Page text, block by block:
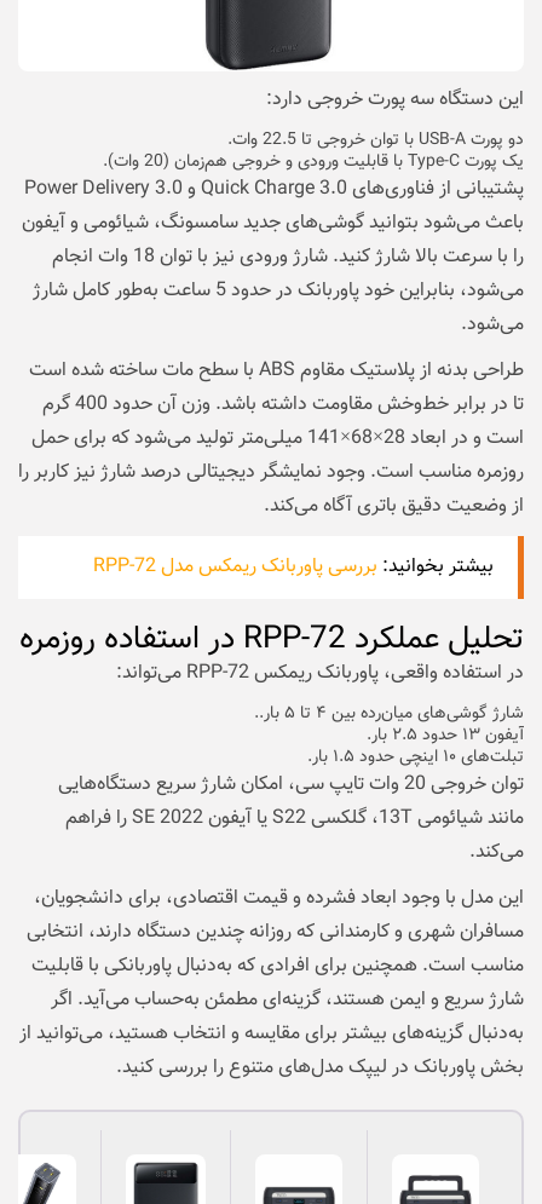
این دستگاه سه پورت خروجی دارد:
دو پورت USB-A با توان خروجی تا 22.5 وات.
یک پورت Type-C با قابلیت ورودی و خروجی هم‌زمان (20 وات).
پشتیبانی از فناوری‌های Quick Charge 3.0 و Power Delivery 3.0
باعث می‌شود بتوانید گوشی‌های جدید سامسونگ، شیائومی و آیفون
را با سرعت بالا شارژ کنید. شارژ ورودی نیز با توان 18 وات انجام
می‌شود، بنابراین خود پاوربانک در حدود 5 ساعت به‌طور کامل شارژ
می‌شود.
طراحی بدنه از پلاستیک مقاوم ABS با سطح مات ساخته شده است
تا در برابر خط‌وخش مقاومت داشته باشد. وزن آن حدود 400 گرم
است و در ابعاد 28×68×141 میلی‌متر تولید می‌شود که برای حمل
روزمره مناسب است. وجود نمایشگر دیجیتالی درصد شارژ نیز کاربر را
از وضعیت دقیق باتری آگاه می‌کند.
بیشتر بخوانید: بررسی پاوربانک ریمکس مدل RPP-72
تحلیل عملکرد RPP-72 در استفاده روزمره
در استفاده واقعی، پاوربانک ریمکس RPP-72 می‌تواند:
شارژ گوشی‌های میان‌رده بین ۴ تا ۵ بار..
آیفون ۱۳ حدود ۲.۵ بار.
تبلت‌های ۱۰ اینچی حدود ۱.۵ بار.
توان خروجی 20 وات تایپ‌ سی، امکان شارژ سریع دستگاه‌هایی
مانند شیائومی 13T، گلکسی S22 یا آیفون SE 2022 را فراهم
می‌کند.
این مدل با وجود ابعاد فشرده و قیمت اقتصادی، برای دانشجویان،
مسافران شهری و کارمندانی که روزانه چندین دستگاه دارند، انتخابی
مناسب است. همچنین برای افرادی که به‌دنبال پاوربانکی با قابلیت
شارژ سریع و ایمن هستند، گزینه‌ای مطمئن به‌حساب می‌آید. اگر
به‌دنبال گزینه‌های بیشتر برای مقایسه و انتخاب هستید، می‌توانید از
بخشپاوربانک در لیپک مدل‌های متنوع را بررسی کنید.